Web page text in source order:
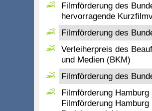
Filmförderung des
hervorragende
Filmförderung des
Verleiherpreis des
und Medien (BKM)
Filmförderung des
Filmförderung
Filmförderung